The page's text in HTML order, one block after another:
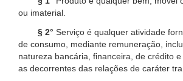
ou imaterial.
§ 2° Serviço é qualquer atividade
de consumo, mediante remuneração,
natureza bancária, financeira, de crédito
as decorrentes das relações de caráter